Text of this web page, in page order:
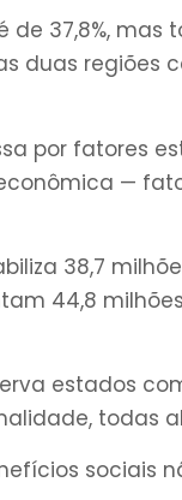
37,8%, mas
duas regiões
por fatores
—
38,7
44,8
estados
todas